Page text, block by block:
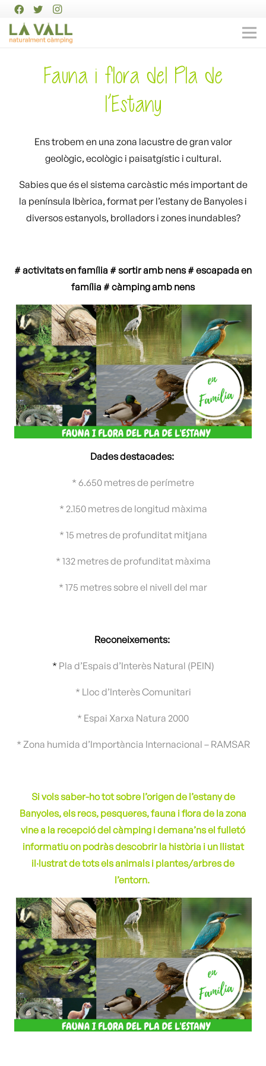
Fauna i flora del Pla de
l’Estany
Ens trobem en una zona lacustre de gran valor
geològic, ecològic i paisatgístic i cultural.
Sabies que és el sistema carcàstic més important de
la península Ibèrica, format per l’estany de Banyoles i
diversos estanyols, brolladors i zones inundables?
# activitats en família # sortir amb nens # escapada en
família # càmping amb nens
Dades destacades:
* 6.650 metres de perímetre
* 2.150 metres de longitud màxima
* 15 metres de profunditat mitjana
* 132 metres de profunditat màxima
* 175 metres sobre el nivell del mar
Reconeixements:
* Pla d’Espais d’Interès Natural (PEIN)
* Lloc d’Interès Comunitari
* Espai Xarxa Natura 2000
* Zona humida d’Importància Internacional – RAMSAR
Si vols saber-ho tot sobre l’origen de l’estany de
Banyoles, els recs, pesqueres, fauna i flora de la zona
vine a la recepció del càmping i demana’ns el fulletó
informatiu on podràs descobrir la història i un llistat
il·lustrat de tots els animals i plantes/arbres de
l’entorn.